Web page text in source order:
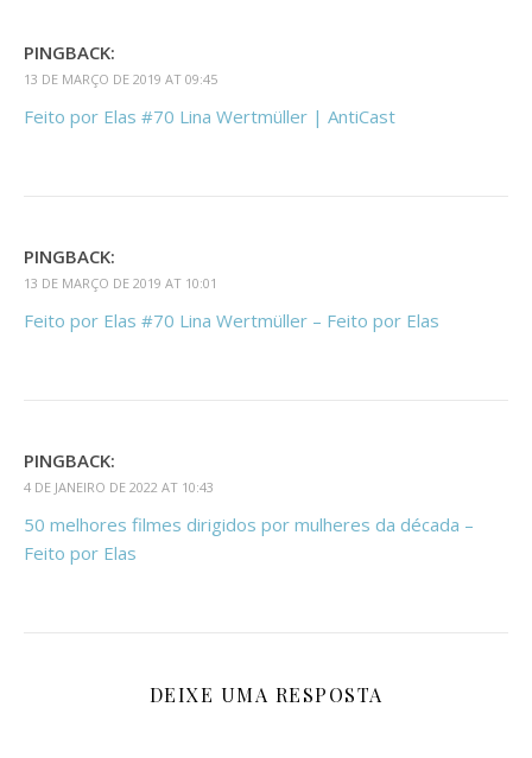
PINGBACK:
13 DE MARÇO DE 2019 AT 09:45
Feito por Elas #70 Lina Wertmüller | AntiCast
PINGBACK:
13 DE MARÇO DE 2019 AT 10:01
Feito por Elas #70 Lina Wertmüller – Feito por Elas
PINGBACK:
4 DE JANEIRO DE 2022 AT 10:43
50 melhores filmes dirigidos por mulheres da década –
Feito por Elas
DEIXE UMA RESPOSTA